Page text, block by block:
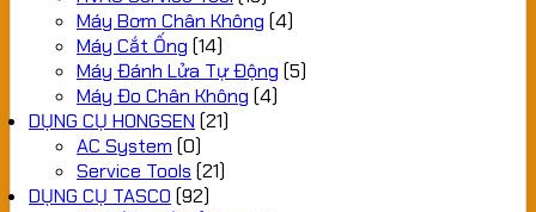
Máy Bơm Chân Không (4)
Máy Cắt Ống (14)
Máy Đánh Lửa Tự Động (5)
Máy Đo Chân Không (4)
DỤNG CỤ HONGSEN (21)
AC System (0)
Service Tools (21)
DỤNG CỤ TASCO (92)